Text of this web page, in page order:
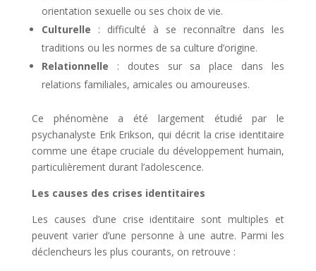
orientation sexuelle ou ses choix de vie.
Culturelle : difficulté à se reconnaître dans les
traditions ou les normes de sa culture d’origine.
Relationnelle : doutes sur sa place dans les
relations familiales, amicales ou amoureuses.
Ce phénomène a été largement étudié par le
psychanalyste Erik Erikson, qui décrit la crise identitaire
comme une étape cruciale du développement humain,
particulièrement durant l’adolescence.
Les causes des crises identitaires
Les causes d’une crise identitaire sont multiples et
peuvent varier d’une personne à une autre. Parmi les
déclencheurs les plus courants, on retrouve :